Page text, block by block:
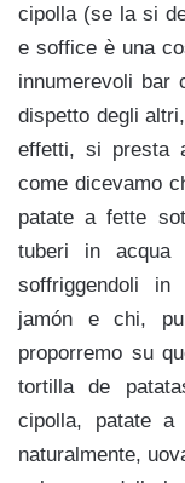
cipolla (se la si
e soffice è una
innumerevoli bar
dispetto degli
effetti, si presta
come dicevamo
patate a fette
tuberi in acqua
soffriggendoli in
jamón e chi,
proporremo su
tortilla de
cipolla, patate
naturalmente,